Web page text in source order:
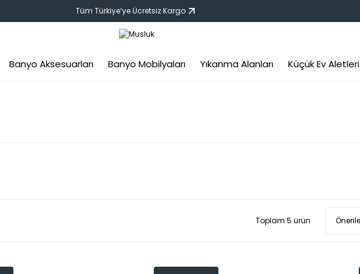
Tüm Türkiye‘ye Ücretsiz Kargo
Banyo Aksesuarları Banyo Mobilyaları Yıkanma Alanları Küçük Ev Aletleri
Toplam 5 ürün